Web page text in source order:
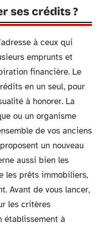
ses crédits ?
à ceux qui
emprunts et
financière. Le
en un seul, pour
à honorer. La
ou un organisme
de vos anciens
un nouveau
aussi bien les
les prêts immobiliers,
Avant de vous lancer,
les critères
établissement à